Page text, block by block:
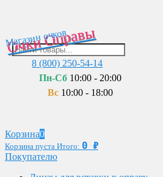
Очки Оправы
Магазин очков
8 (800) 250-54-14
Пн-Сб 10:00 - 20:00
Вс 10:00 - 18:00
Корзина0
Корзина пуста Итого: 0 ₽
Покупателю